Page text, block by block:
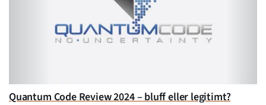
Quantum Code Review 2024 – bluff eller legitimt?